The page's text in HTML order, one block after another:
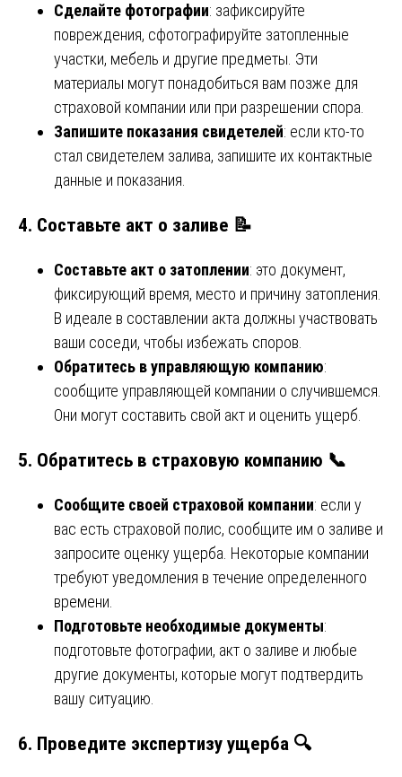
Сделайте фотографии: зафиксируйте
повреждения, сфотографируйте затопленные
участки, мебель и другие предметы. Эти
материалы могут понадобиться вам позже для
страховой компании или при разрешении спора.
Запишите показания свидетелей: если кто-то
стал свидетелем залива, запишите их контактные
данные и показания.
4. Составьте акт о заливе 📝
Составьте акт о затоплении: это документ,
фиксирующий время, место и причину затопления.
В идеале в составлении акта должны участвовать
ваши соседи, чтобы избежать споров.
Обратитесь в управляющую компанию:
сообщите управляющей компании о случившемся.
Они могут составить свой акт и оценить ущерб.
5. Обратитесь в страховую компанию 📞
Сообщите своей страховой компании: если у
вас есть страховой полис, сообщите им о заливе и
запросите оценку ущерба. Некоторые компании
требуют уведомления в течение определенного
времени.
Подготовьте необходимые документы:
подготовьте фотографии, акт о заливе и любые
другие документы, которые могут подтвердить
вашу ситуацию.
6. Проведите экспертизу ущерба 🔍